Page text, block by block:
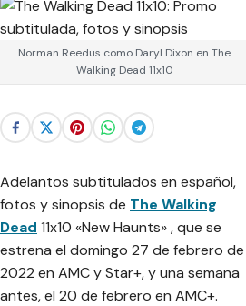
Norman Reedus como Daryl Dixon en The
Walking Dead 11x10
Adelantos subtitulados en español,
fotos y sinopsis de The Walking
Dead 11x10 «New Haunts» , que se
estrena el domingo 27 de febrero de
2022 en AMC y Star+, y una semana
antes, el 20 de febrero en AMC+.